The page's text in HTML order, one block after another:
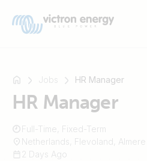
example
SmartSolar
Jobs HR Manager
HR Manager
Full-Time, Fixed-Term
Netherlands, Flevoland, Almere
2 Days Ago